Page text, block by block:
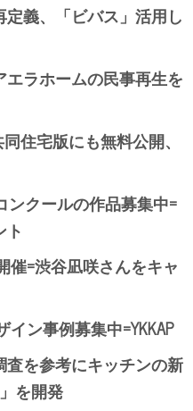
義、「ビバス」活用し
ラホームの民事再生を
住宅版にも無料公開、
クールの作品募集中=
催=渋谷凪咲さんをキャ
イン事例募集中=YKKAP
を参考にキッチンの新
を開発